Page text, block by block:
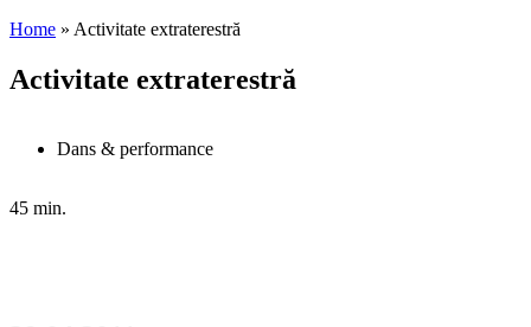
Home » Activitate extraterestră
Activitate extraterestră
Dans & performance
45 min.